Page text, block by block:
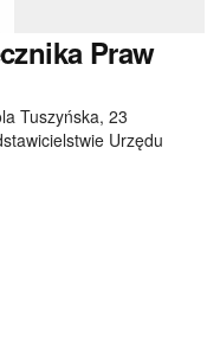
Praw
Tuszyńska, 23
Urzędu